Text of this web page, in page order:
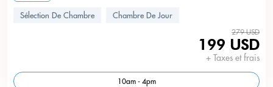
Sélection De Chambre Chambre De Jour
279 USD
199 USD
+ Taxes et frais
10am - 4pm